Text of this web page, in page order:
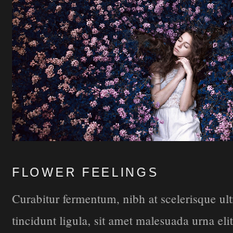
FLOWER FEELINGS
Curabitur fermentum, nibh at scelerisque
tincidunt ligula, sit amet malesuada urna